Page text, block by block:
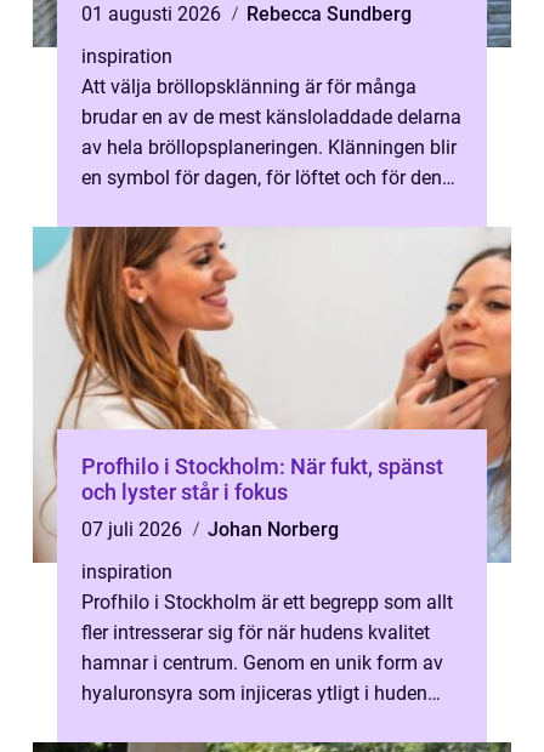
01 augusti 2026
Rebecca Sundberg
inspiration
Att välja bröllopsklänning är för många
brudar en av de mest känsloladdade delarna
av hela bröllopsplaneringen. Klänningen blir
en symbol för dagen, för löftet och för den
Profhilo i Stockholm: När fukt, spänst
och lyster står i fokus
07 juli 2026
Johan Norberg
inspiration
Profhilo i Stockholm är ett begrepp som allt
fler intresserar sig för när hudens kvalitet
hamnar i centrum. Genom en unik form av
hyaluronsyra som injiceras ytligt i huden